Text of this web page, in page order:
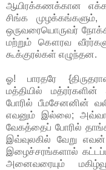
ஆயிரக்கணக்கான
சிங்க
ஒருவரையொருவர்
மற்றும் கௌரவ
கூக்குரல்கள் எழுந்தன.
ஓ! பாரதரே
மத்தியில்
போரில் பீமசேனனின்
எவனும் இல்லை;
வேகத்தைப் போரில்
இவ்வுலகில் வேறு
இழைச்சரங்களால்
அனைவரையும்